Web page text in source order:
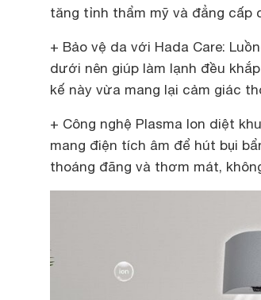
tăng tỉnh thẩm mỹ và đẳng cấp
+ Bảo vệ da với Hada Care:
dưới nên giúp làm lạnh đều
kế này vừa mang lại cảm giác
+ Công nghệ Plasma Ion diệt
mang điện tích âm để hút bụi
thoáng đãng và thơm mát,